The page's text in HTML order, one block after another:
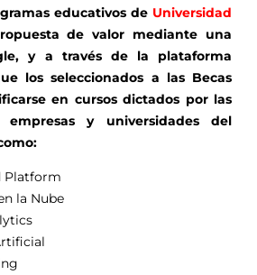
educativos de Universidad
de valor mediante una
y a través de la plataforma
los seleccionados a las Becas
en cursos dictados por las
empresas y universidades del
Platform
la Nube